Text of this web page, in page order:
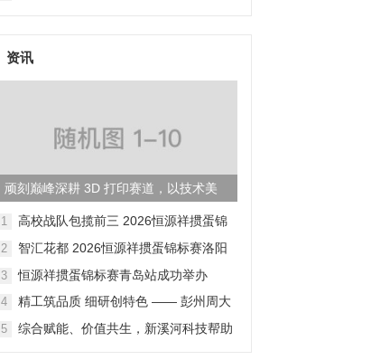
资讯
顽刻巅峰深耕 3D 打印赛道，以技术美
学重构国货鞋履产业新格...
1
高校战队包揽前三 2026恒源祥掼蛋锦
2
智汇花都 2026恒源祥掼蛋锦标赛洛阳
3 恒源祥掼蛋锦标赛青岛站成功举办
4
精工筑品质 细研创特色 —— 彭州周大
5
综合赋能、价值共生，新溪河科技帮助